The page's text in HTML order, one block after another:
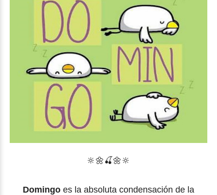
🔆🌼 🍒🌼 🔆
Domingo es la absoluta condensación de la